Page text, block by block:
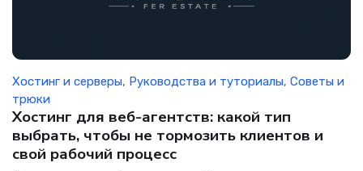
Хостинг и серверы, Руководства и туториалы, Советы и
трюки
Хостинг для веб-агентств: какой тип
выбрать, чтобы не тормозить клиентов и
свой рабочий процесс